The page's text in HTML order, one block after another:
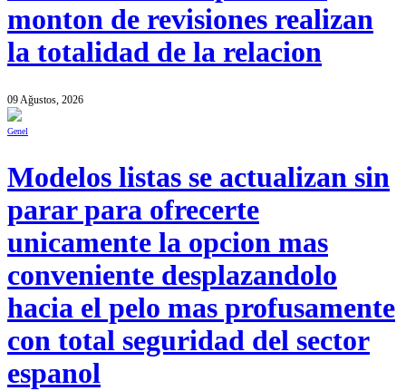
monton de revisiones realizan
la totalidad de la relacion
09 Ağustos, 2026
Genel
Modelos listas se actualizan sin
parar para ofrecerte
unicamente la opcion mas
conveniente desplazandolo
hacia el pelo mas profusamente
con total seguridad del sector
espanol